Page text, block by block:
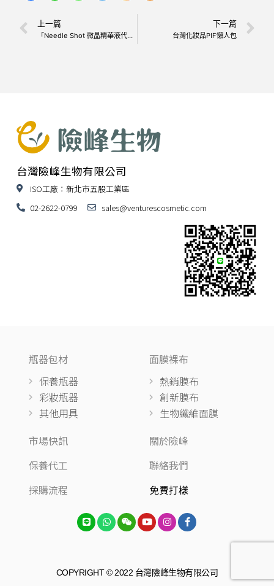
上一篇
「Needle Shot 微晶精華液代工」— 溫和代謝，改善膚況，打造透亮肌膚！
下一篇
台灣化妝品PIF懶人包
台灣險峰生物有限公司
ISO工廠：新北市五股工業區
02-2622-0799
sales@venturescosmetic.com
瓶器包材
保養瓶器
彩妝瓶器
其他用具
面膜裸布
熱銷膜布
創新膜布
生物纖維面膜
市場快訊
保養代工
採購流程
關於險峰
聯絡我們
免費打樣
COPYRIGHT © 2022 台灣險峰生物有限公司